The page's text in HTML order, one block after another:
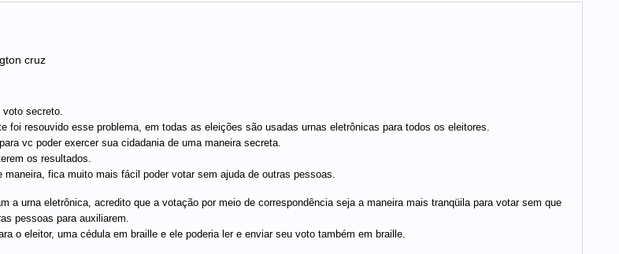
cruz
voto secreto.
foi resouvido esse problema, em todas as eleições são usadas urnas eletrônicas para todos os eleitores.
vc poder exercer sua cidadania de uma maneira secreta.
os resultados.
fica muito mais fácil poder votar sem ajuda de outras pessoas.
a urna eletrônica, acredito que a votação por meio de correspondência seja a maneira mais tranqüila para votar sem que
pessoas para auxiliarem.
o eleitor, uma cédula em braille e ele poderia ler e enviar seu voto também em braille.